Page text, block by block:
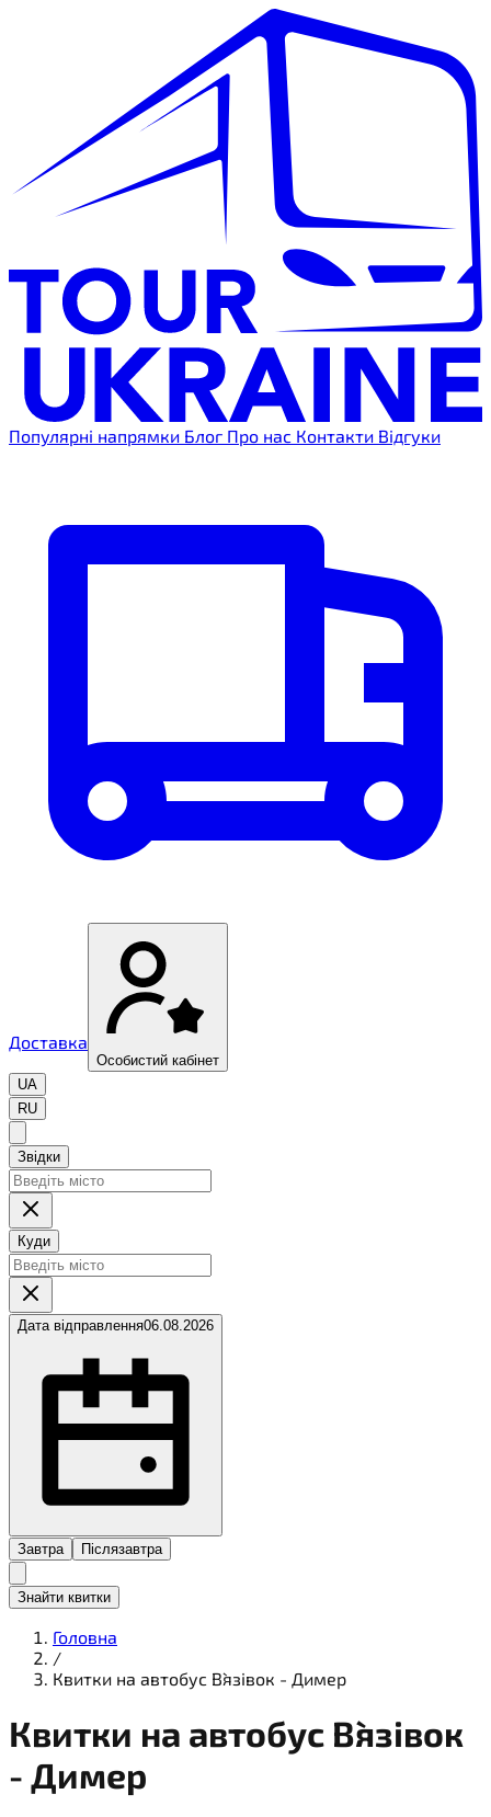
Популярні напрямки Блог Про нас Контакти Відгуки
Доставка
Особистий кабінет
UA
RU
Звідки
Куди
Дата відправлення06.08.2026
Завтра Післязавтра
Знайти квитки
Головна
/
Квитки на автобус В`язівок - Димер
Квитки на автобус В`язівок
- Димер